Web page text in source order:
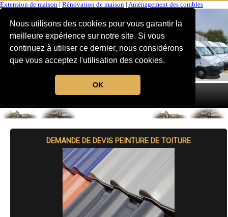
Nous utilisons des cookies pour vous garantir la
meilleure expérience sur notre site. Si vous
continuez à utiliser ce dernier, nous considérons
que vous acceptez l'utilisation des cookies.
OK
Extension de maison Rénovation de maison Aménagement des combles
MENU
DEMANDE DE DEVIS PEINTURE DE TOITURE